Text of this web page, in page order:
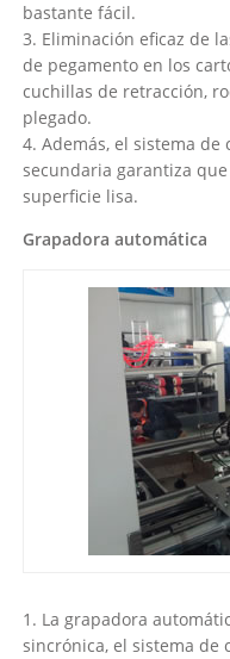
bastante fácil.
3. Eliminación eficaz de
de pegamento en los
cuchillas de retracción,
plegado.
4. Además, el sistema
secundaria garantiza
superficie lisa.
Grapadora automática
1. La grapadora
sincrónica, el sistema de